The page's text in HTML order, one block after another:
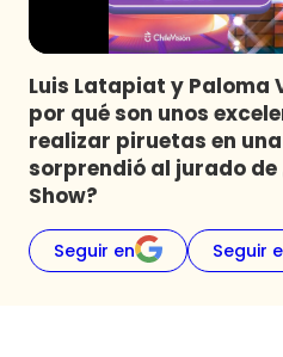
Luis Latapiat y Paloma
por qué son unos
realizar piruetas en
sorprendió al jurado de
Show?
Seguir en Seguir
Contigo en Directo
Plan Perfecto
El Tiempo
Sabingo
Todos Los Programas